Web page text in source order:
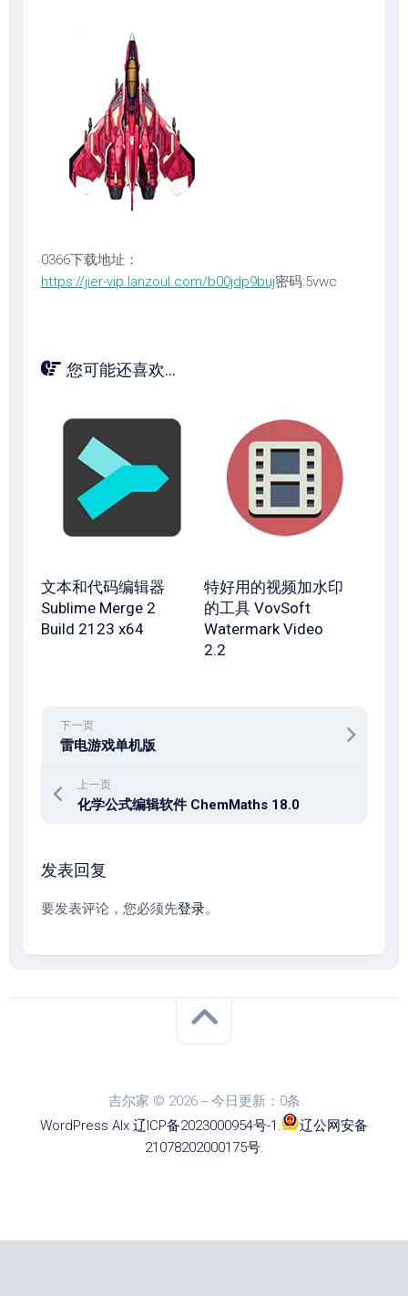
0366下载地址：
https://jier-vip.lanzoul.com/b00jdp9buj密码:5vwc
您可能还喜欢...
文本和代码编辑器
Sublime Merge 2
Build 2123 x64
特好用的视频加水印
的工具 VovSoft
Watermark Video
2.2
下一页
雷电游戏单机版
上一页
化学公式编辑软件 ChemMaths 18.0
发表回复
要发表评论，您必须先登录。
吉尔家 © 2026－今日更新：0条
WordPress Alx.辽ICP备2023000954号-1 .
辽公网安备
21078202000175号.